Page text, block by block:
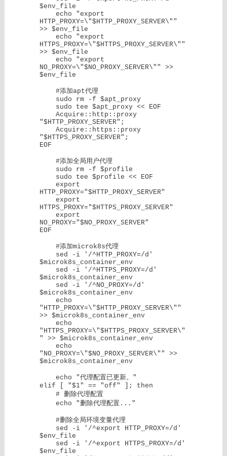
$env_file
    echo "export
HTTP_PROXY=\"$HTTP_PROXY_SERVER\""
>> $env_file
    echo "export
HTTPS_PROXY=\"$HTTPS_PROXY_SERVER\""
>> $env_file
    echo "export
NO_PROXY=\"$NO_PROXY_SERVER\"" >>
$env_file
    #添加apt代理
    Acquire::http::proxy
"$HTTP_PROXY_SERVER";
    Acquire::https::proxy
"$HTTPS_PROXY_SERVER";
EOF
    #添加全局用户代理
    export
HTTP_PROXY="$HTTP_PROXY_SERVER"
    export
HTTPS_PROXY="$HTTPS_PROXY_SERVER"
    export
NO_PROXY="$NO_PROXY_SERVER"
EOF
    #添加microk8s代理
$microk8s_container_env
$microk8s_container_env
$microk8s_container_env
    echo
"HTTP_PROXY=\"$HTTP_PROXY_SERVER\""
>> $microk8s_container_env
    echo
"HTTPS_PROXY=\"$HTTPS_PROXY_SERVER\"
" >> $microk8s_container_env
    echo
"NO_PROXY=\"$NO_PROXY_SERVER\"" >>
$microk8s_container_env
    echo "代理配置已更新。"
elif [ "$1" == "off" ]; then
    # 删除代理配置
    echo "删除代理配置..."
    #删除全局环境变量代理
$env_file
$env_file